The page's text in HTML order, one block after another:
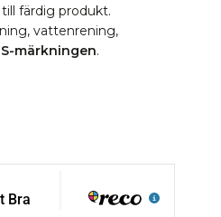
färdig produkt.
vattenrening,
märkningen.